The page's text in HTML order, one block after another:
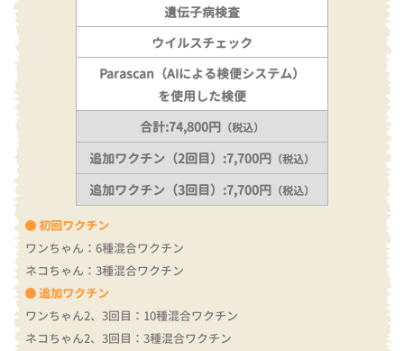
初回ワクチン
ワンちゃん：6種混合ワクチン
ネコちゃん：3種混合ワクチン
追加ワクチン
ワンちゃん2、3回目：10種混合ワクチン
ネコちゃん2、3回目：3種混合ワクチン
遺伝子病検査
ウイルスチェック
Parascan（AIによる検便システム）
を使用した検便
合計:74,800円 （税込）
追加ワクチン（2回目）:7,700円 （税込）
追加ワクチン（3回目）:7,700円 （税込）